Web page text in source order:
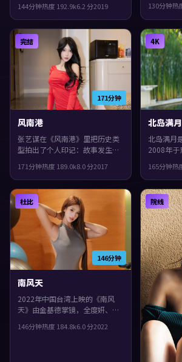
面。主演包括咏梅、周迅、易烊
千玺。影片在类型框架里仍保留
了作者表达，叙事在回忆与现实
之间交错推进。
144分钟热度 192.9k6.2 分2019
面。主演
小松菜奈
把原本平
尾余味很
130分钟热
171分钟
完结
风南港
张艺谋在《风南港》里把历史类
型拍出了个人印记：故事发生在
包括汤唯、任素汐、张子枫。群
像戏份饱满，配角也有完整弧
光，片尾余味很足。
171分钟热度 189.0k8.0分2017
4K
北岛满月
北岛满月
2008年于
安·墨菲
化了不安
较高，适
刻画的观
165分钟热
146分钟
杜比
南风天
2022年中国台湾上映的《南风
天》由金基德掌镜，全度妍、沈
庭，影片在类型框架里仍保留了
146分钟热度 184.8k6.0分2022
院线